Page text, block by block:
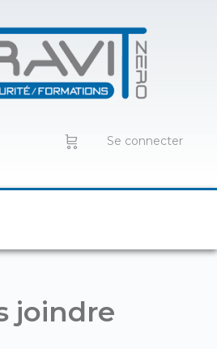
Se connecter
joindre